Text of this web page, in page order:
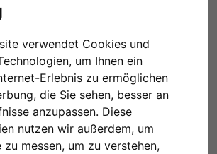
verwendet Cookies und
um Ihnen ein
Erlebnis zu ermöglichen
die Sie sehen, besser an
anzupassen. Diese
nutzen wir außerdem, um
zu messen, um zu verstehen,